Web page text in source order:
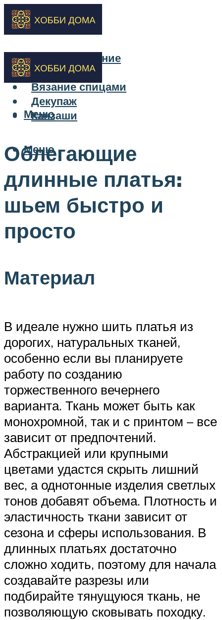
Бисероплетение
Вышивка
Вязание спицами
Декупаж
Канзаши
Меню
Меню
Облегающие
длинные платья:
шьем быстро и
просто
Материал
В идеале нужно шить платья из
дорогих, натуральных тканей,
особенно если вы планируете
работу по созданию
торжественного вечернего
варианта. Ткань может быть как
монохромной, так и с принтом – все
зависит от предпочтений.
Абстракцией или крупными
цветами удастся скрыть лишний
вес, а однотонные изделия светлых
тонов добавят объема. Плотность и
эластичность ткани зависит от
сезона и сферы использования. В
длинных платьях достаточно
сложно ходить, поэтому для начала
создавайте разрезы или
подбирайте тянущуюся ткань, не
позволяющую сковывать походку.